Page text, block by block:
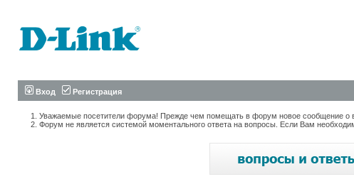
Вход Регистрация
Уважаемые посетители форума! Прежде чем помещать в форум новое сообщение о
Форум не является системой моментального ответа на вопросы. Если Вам